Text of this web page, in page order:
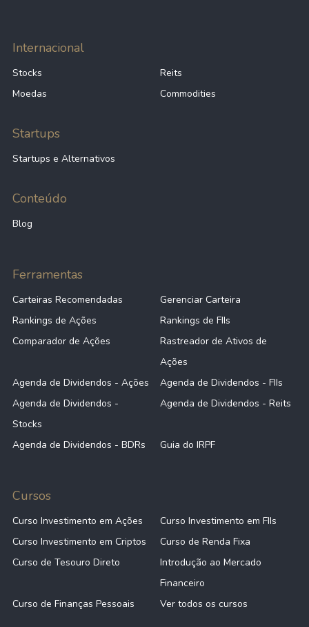
Internacional
Stocks
Reits
Moedas
Commodities
Startups
Startups e Alternativos
Conteúdo
Blog
Ferramentas
Carteiras Recomendadas
Gerenciar Carteira
Rankings de Ações
Rankings de FIIs
Comparador de Ações
Rastreador de Ativos de
Ações
Agenda de Dividendos - Ações
Agenda de Dividendos - FIIs
Agenda de Dividendos -
Stocks
Agenda de Dividendos - Reits
Agenda de Dividendos - BDRs Guia do IRPF
Cursos
Curso Investimento em Ações
Curso Investimento em FIIs
Curso Investimento em Criptos
Curso de Renda Fixa
Curso de Tesouro Direto
Introdução ao Mercado
Financeiro
Curso de Finanças Pessoais
Ver todos os cursos